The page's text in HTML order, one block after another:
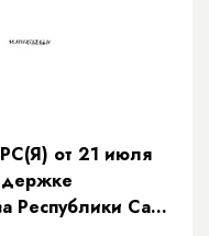
от 21 июля
Республики Саха